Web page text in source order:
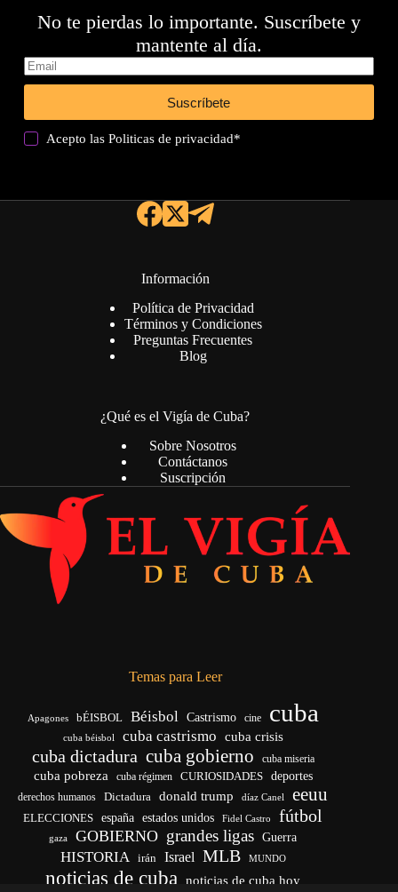
No te pierdas lo importante. Suscríbete y
mantente al día.
Suscríbete
Acepto lasPoliticas de privacidad*
Información
Política de Privacidad
Términos y Condiciones
Preguntas Frecuentes
Blog
¿Qué es el Vigía de Cuba?
Sobre Nosotros
Contáctanos
Suscripción
Temas para Leer
Apagones bÉISBOL Béisbol Castrismo cine cuba
cuba béisbol cuba castrismo cuba crisis
cuba dictadura cuba gobierno cuba miseria
cuba pobreza cuba régimen CURIOSIDADES deportes
derechos humanos Dictadura donald trump díaz Canel eeuu
ELECCIONES españa estados unidos Fidel Castro fútbol
gaza GOBIERNO grandes ligas Guerra
HISTORIA irán Israel MLB MUNDO
noticias de cuba
noticias de cuba hoy